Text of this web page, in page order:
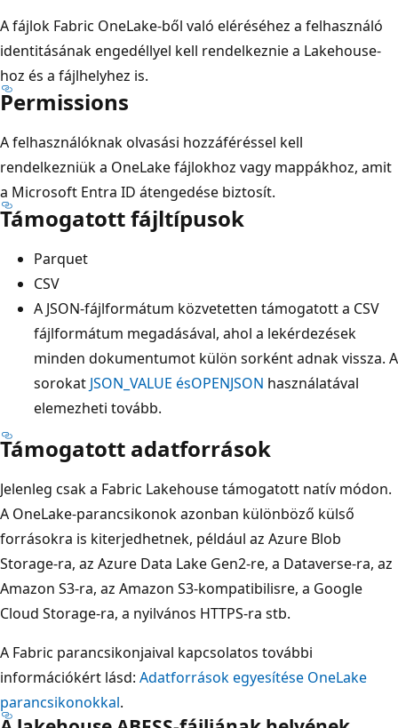
A fájlok Fabric OneLake-ből való eléréséhez a felhasználó
identitásának engedéllyel kell rendelkeznie a Lakehouse-
hoz és a fájlhelyhez is.
Permissions
A felhasználóknak olvasási hozzáféréssel kell
rendelkezniük a OneLake fájlokhoz vagy mappákhoz, amit
a Microsoft Entra ID átengedése biztosít.
Támogatott fájltípusok
Parquet
CSV
A JSON-fájlformátum közvetetten támogatott a CSV
fájlformátum megadásával, ahol a lekérdezések
minden dokumentumot külön sorként adnak vissza. A
sorokat JSON_VALUE ésOPENJSON használatával
elemezheti tovább.
Támogatott adatforrások
Jelenleg csak a Fabric Lakehouse támogatott natív módon.
A OneLake-parancsikonok azonban különböző külső
forrásokra is kiterjedhetnek, például az Azure Blob
Storage-ra, az Azure Data Lake Gen2-re, a Dataverse-ra, az
Amazon S3-ra, az Amazon S3-kompatibilisre, a Google
Cloud Storage-ra, a nyilvános HTTPS-ra stb.
A Fabric parancsikonjaival kapcsolatos további
információkért lásd: Adatforrások egyesítése OneLake
parancsikonokkal.